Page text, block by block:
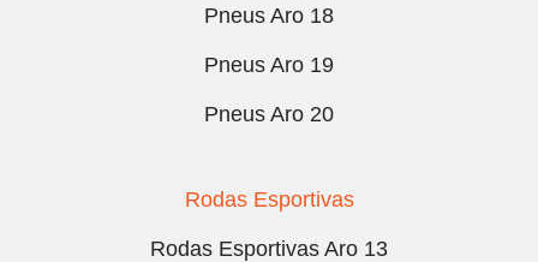
Pneus Aro 18
Pneus Aro 19
Pneus Aro 20
Rodas Esportivas
Rodas Esportivas Aro 13